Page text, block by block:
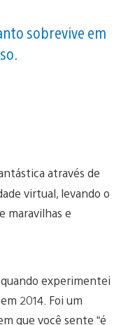
sobrevive em
através de
virtual, levando o
maravilhas e
experimentei
2014. Foi um
que você sente “é